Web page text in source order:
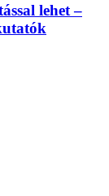
lehet –